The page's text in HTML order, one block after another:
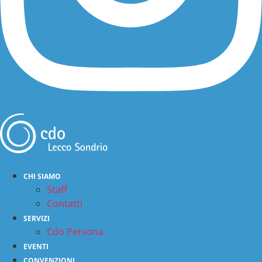
Chi siamo
Presidenza
Ecosistema
OPERE
Sociali
Educative
CHI SIAMO
Staff
Contatti
SERVIZI
Cdo Persona
EVENTI